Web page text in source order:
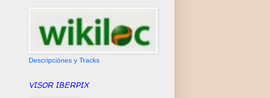
Descripciónes y Tracks
VISOR IBERPIX